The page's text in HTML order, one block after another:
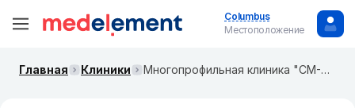
Columbus
Местоположение
Главная Клиники Многопрофильная клиника "СМ-КЛИНИКА" в Солнечногорске